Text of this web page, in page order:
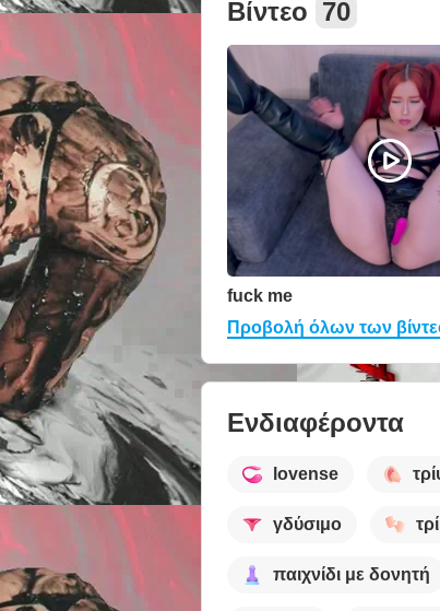
Βίντεο 70
fuck me
Προβολή όλων των
Ενδιαφέροντα
lovense
γδύσιμο
παιχνίδι με δονητή